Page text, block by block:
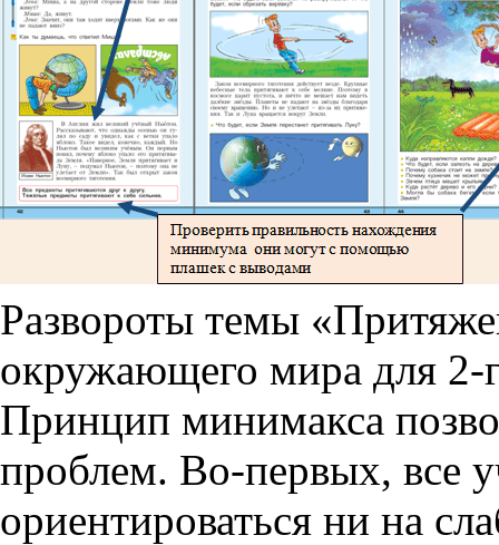
Развороты темы
окружающего мира для 2-
Принцип минимакса
проблем. Во-первых, все
ориентироваться ни на